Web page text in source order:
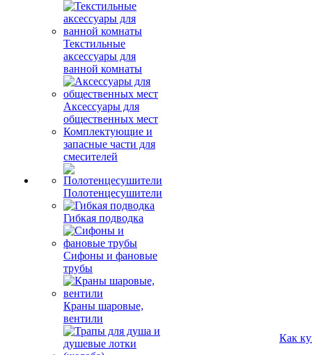
Текстильные
аксессуары для
ванной комнаты
Аксессуары для
общественных мест
Комплектующие и
запасные части для
смесителей
Полотенцесушители
Гибкая подводка
Сифоны и фановые
трубы
Краны шаровые,
вентили
Как